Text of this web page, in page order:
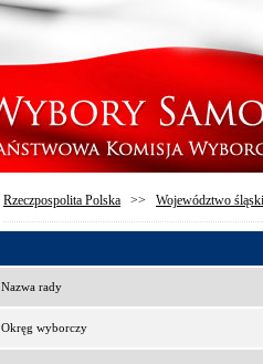
Rzeczpospolita Polska >> Województwo
Nazwa rady
Okręg wyborczy